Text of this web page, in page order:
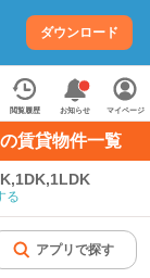
ダウンロード
閲覧履歴 お知らせ マイページ
賃貸物件一覧
る
アプリで探す